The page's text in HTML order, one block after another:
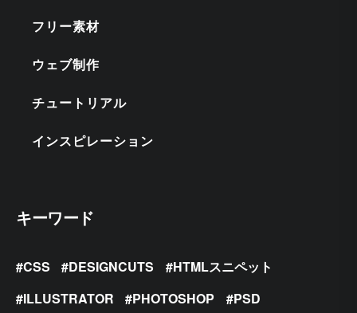
フリー素材
ウェブ制作
チュートリアル
インスピレーション
キーワード
CSS DESIGNCUTS
HTMLスニペット
ILLUSTRATOR
PHOTOSHOP
PSD